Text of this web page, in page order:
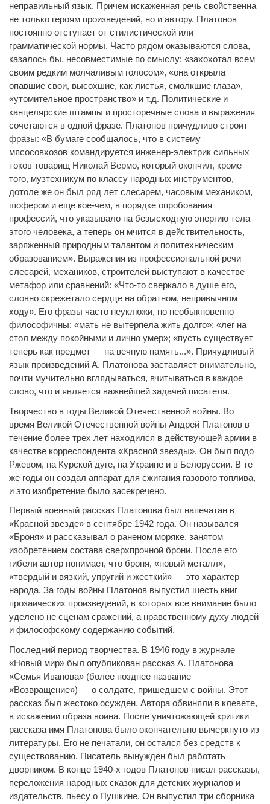
неправильный язык. Причем искаженная речь свойственна
не только героям произведений, но и автору. Платонов
постоянно отступает от стилистической или
грамматической нормы. Часто рядом оказываются слова,
казалось бы, несовместимые по смыслу: «захохотал всем
своим редким молчаливым голосом», «она открыла
опавшие свои, высохшие, как листья, смолкшие глаза»,
«утомительное пространство» и т.д. Политические и
канцелярские штампы и просторечные слова и выражения
сочетаются в одной фразе. Платонов причудливо строит
фразы: «В бумаге сообщалось, что в систему
мясосовхозов командируется инженер-электрик сильных
токов товарищ Николай Вермо, который окончил, кроме
того, музтехникум по классу народных инструментов,
дотоле же он был ряд лет слесарем, часовым механиком,
шофером и еще кое-чем, в порядке опробования
профессий, что указывало на безысходную энергию тела
этого человека, а теперь он мчится в действительность,
заряженный природным талантом и политехническим
образованием». Выражения из профессиональной речи
слесарей, механиков, строителей выступают в качестве
метафор или сравнений: «Что-то сверкало в душе его,
словно скрежетало сердце на обратном, непривычном
ходу». Его фразы часто неуклюжи, но необыкновенно
философичны: «мать не вытерпела жить долго»; «лег на
стол между покойными и лично умер»; «пусть существует
теперь как предмет — на вечную память...». Причудливый
язык произведений А. Платонова заставляет внимательно,
почти мучительно вглядываться, вчитываться в каждое
слово, что и является важнейшей задачей писателя.
Творчество в годы Великой Отечественной войны. Во
время Великой Отечественной войны Андрей Платонов в
течение более трех лет находился в действующей армии в
качестве корреспондента «Красной звезды». Он был подо
Ржевом, на Курской дуге, на Украине и в Белоруссии. В те
же годы он создал аппарат для сжигания газового топлива,
и это изобретение было засекречено.
Первый военный рассказ Платонова был напечатан в
«Красной звезде» в сентябре 1942 года. Он назывался
«Броня» и рассказывал о раненом моряке, занятом
изобретением состава сверхпрочной брони. После его
гибели автор понимает, что броня, «новый металл»,
«твердый и вязкий, упругий и жесткий» — это характер
народа. За годы войны Платонов выпустил шесть книг
прозаических произведений, в которых все внимание было
уделено не сценам сражений, а нравственному духу людей
и философскому содержанию событий.
Последний период творчества. В 1946 году в журнале
«Новый мир» был опубликован рассказ А. Платонова
«Семья Иванова» (более позднее название —
«Возвращение») — о солдате, пришедшем с войны. Этот
рассказ был жестоко осужден. Автора обвиняли в клевете,
в искажении образа воина. После уничтожающей критики
рассказа имя Платонова было окончательно вычеркнуто из
литературы. Его не печатали, он остался без средств к
существованию. Писатель вынужден был работать
дворником. В конце 1940-х годов Платонов писал рассказы,
переложения народных сказок для детских журналов и
издательств, пьесу о Пушкине. Он выпустил три сборника